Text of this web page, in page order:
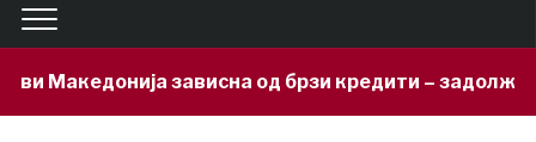
од брзи кредити – задолжени 333 милиони